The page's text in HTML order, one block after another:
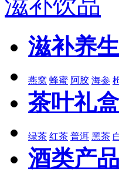
滋补饮品
滋补养生
燕窝 蜂蜜 阿胶 海参
茶叶礼盒
绿茶 红茶 普洱 黑茶
酒类产品